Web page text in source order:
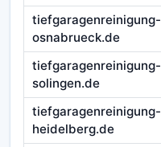
tiefgaragenreinigung-
osnabrueck.de
tiefgaragenreinigung-
solingen.de
tiefgaragenreinigung-
heidelberg.de